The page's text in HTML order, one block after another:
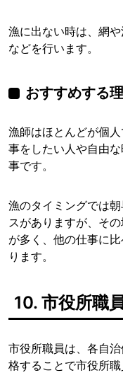
漁に出ない時は、網
などを行います。
おすすめする
漁師はほとんどが個
事をしたい人や自由
事です。
漁のタイミングでは
スがありますが、そ
が多く、他の仕事に
ります。
10. 市役所職
市役所職員は、各自
格することで市役所職